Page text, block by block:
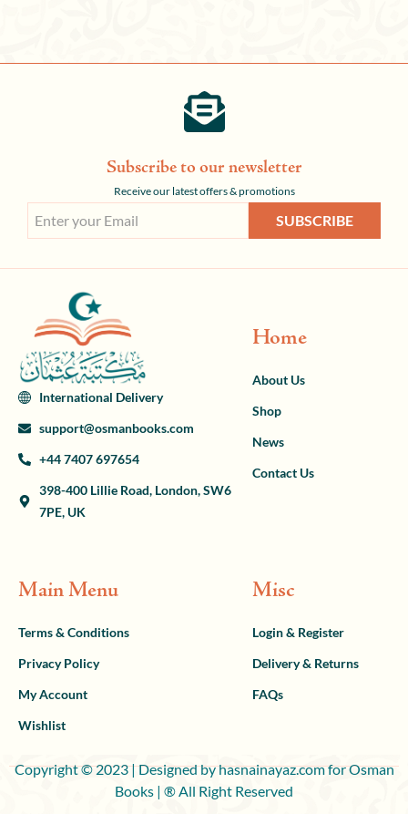
Subscribe to our newsletter
Receive our latest offers & promotions
SUBSCRIBE
International Delivery
support@osmanbooks.com
+44 7407 697654
398-400 Lillie Road, London, SW6
7PE, UK
Home
About Us
Shop
News
Contact Us
Main Menu
Terms & Conditions
Privacy Policy
My Account
Wishlist
Misc
Login & Register
Delivery & Returns
FAQs
Copyright © 2023 | Designed by hasnainayaz.com for Osman
Books | ® All Right Reserved